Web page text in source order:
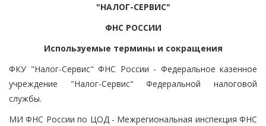
"НАЛОГ-СЕРВИС"
ФНС РОССИИ
Используемые термины и сокращения
ФКУ "Налог-Сервис" ФНС России - Федеральное казенное
учреждение "Налог-Сервис" Федеральной налоговой
службы.
МИ ФНС России по ЦОД - Межрегиональная инспекция ФНС